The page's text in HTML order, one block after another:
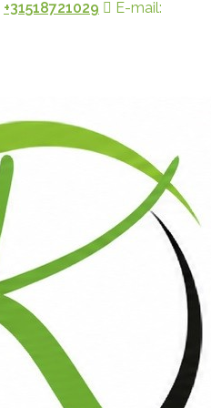
+31518721029
E-mail: